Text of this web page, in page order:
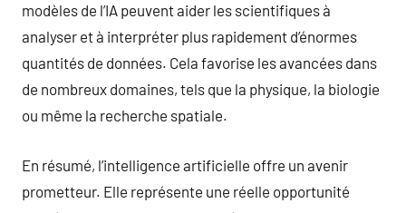
modèles de l’IA peuvent aider les scientifiques à
analyser et à interpréter plus rapidement d’énormes
quantités de données. Cela favorise les avancées dans
de nombreux domaines, tels que la physique, la biologie
ou même la recherche spatiale.
En résumé, l’intelligence artificielle offre un avenir
prometteur. Elle représente une réelle opportunité